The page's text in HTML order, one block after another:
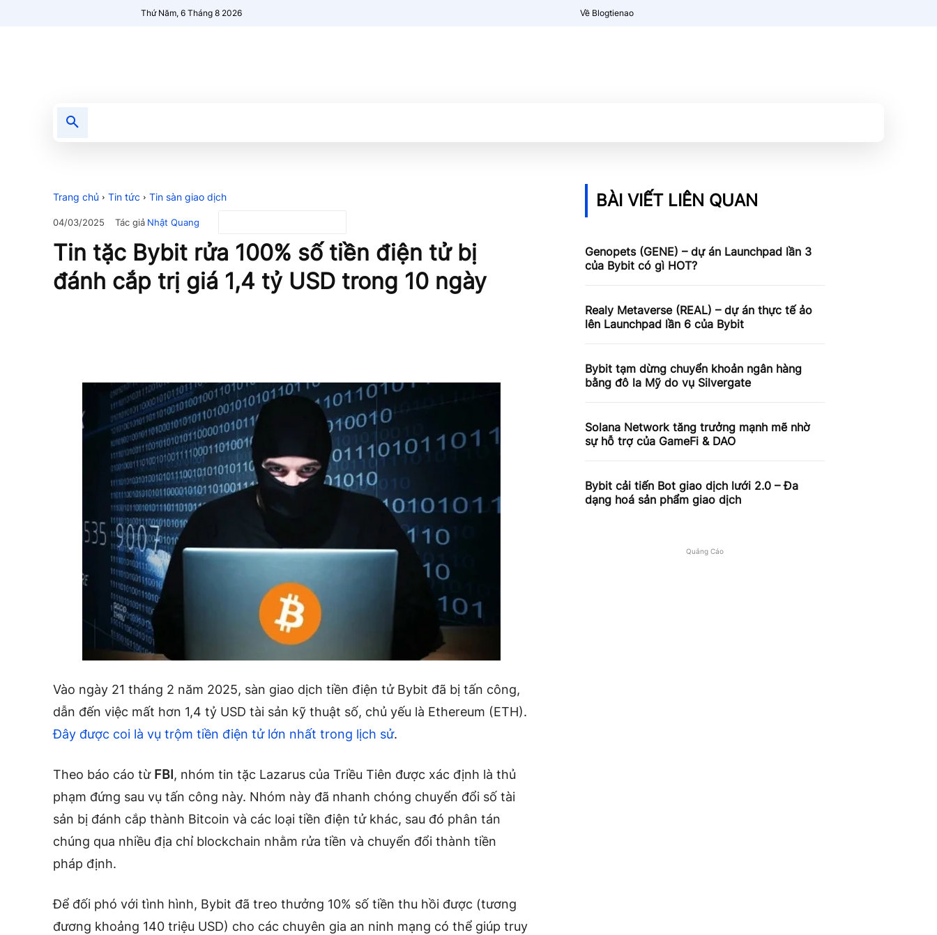
Thứ Năm, 6 Tháng 8 2026 Về Blogtienao
Trang chủ Tin tức Tin sàn giao dịch
04/03/2025 Tác giả Nhật Quang
Tin tặc Bybit rửa 100% số tiền điện tử bị
đánh cắp trị giá 1,4 tỷ USD trong 10 ngày
Vào ngày 21 tháng 2 năm 2025, sàn giao dịch tiền điện tử Bybit đã bị tấn công,
dẫn đến việc mất hơn 1,4 tỷ USD tài sản kỹ thuật số, chủ yếu là Ethereum (ETH).
Đây được coi là vụ trộm tiền điện tử lớn nhất trong lịch sử.
Theo báo cáo từ FBI, nhóm tin tặc Lazarus của Triều Tiên được xác định là thủ
phạm đứng sau vụ tấn công này. Nhóm này đã nhanh chóng chuyển đổi số tài
sản bị đánh cắp thành Bitcoin và các loại tiền điện tử khác, sau đó phân tán
chúng qua nhiều địa chỉ blockchain nhằm rửa tiền và chuyển đổi thành tiền
pháp định.
Để đối phó với tình hình, Bybit đã treo thưởng 10% số tiền thu hồi được (tương
đương khoảng 140 triệu USD) cho các chuyên gia an ninh mạng có thể giúp truy
BÀI VIẾT LIÊN QUAN
Genopets (GENE) – dự án Launchpad lần 3
của Bybit có gì HOT?
Realy Metaverse (REAL) – dự án thực tế ảo
lên Launchpad lần 6 của Bybit
Bybit tạm dừng chuyển khoản ngân hàng
bằng đô la Mỹ do vụ Silvergate
Solana Network tăng trưởng mạnh mẽ nhờ
sự hỗ trợ của GameFi & DAO
Bybit cải tiến Bot giao dịch lưới 2.0 – Đa
dạng hoá sản phẩm giao dịch
Quảng Cáo